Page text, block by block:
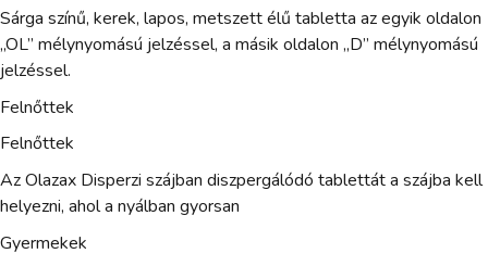
Sárga színű, kerek, lapos, metszett élű tabletta az egyik oldalon
„OL” mélynyomású jelzéssel, a másik oldalon „D” mélynyomású
jelzéssel.
Felnőttek
Felnőttek
Az Olazax Disperzi szájban diszpergálódó tablettát a szájba kell
helyezni, ahol a nyálban gyorsan
Gyermekek